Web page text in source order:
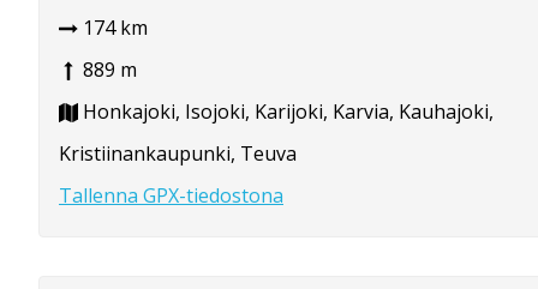
174 km
889 m
Honkajoki, Isojoki, Karijoki, Karvia, Kauhajoki,
Kristiinankaupunki, Teuva
Tallenna GPX-tiedostona